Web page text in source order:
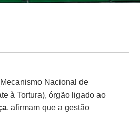
Nacional de
à Tortura), órgão ligado ao
, afirmam que a gestão